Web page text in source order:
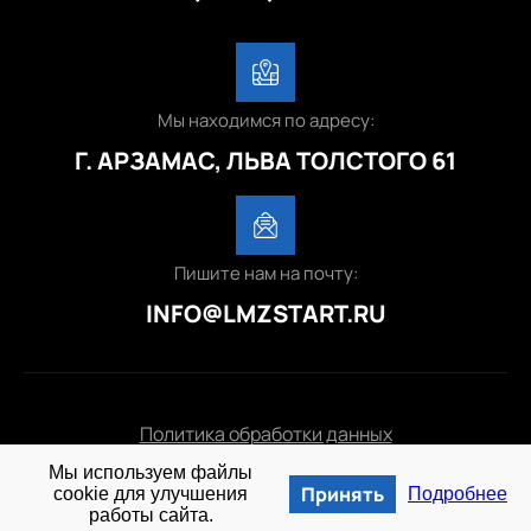
Г. АРЗАМАС, ЛЬВА ТОЛСТОГО 61
Мы находимся по адресу:
INFO@LMZSTART.RU
Пишите нам на почту:
Политика обработки данных
© 2025 lmzstart.ru
Мы используем файлы
cookie для улучшения
работы сайта.
Принять Подробнее